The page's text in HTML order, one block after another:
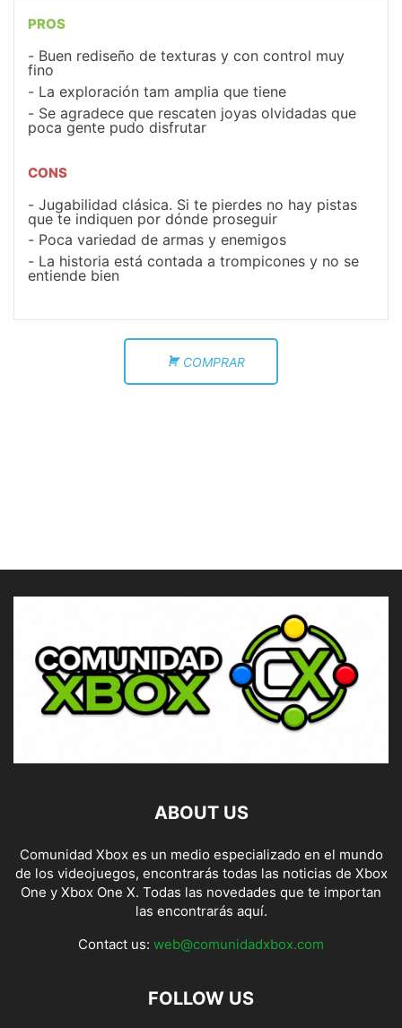
PROS
Buen rediseño de texturas y con control muy
fino
La exploración tam amplia que tiene
Se agradece que rescaten joyas olvidadas que
poca gente pudo disfrutar
CONS
Jugabilidad clásica. Si te pierdes no hay pistas
que te indiquen por dónde proseguir
Poca variedad de armas y enemigos
La historia está contada a trompicones y no se
entiende bien
COMPRAR
ABOUT US
Comunidad Xbox es un medio especializado en el mundo
de los videojuegos, encontrarás todas las noticias de Xbox
One y Xbox One X. Todas las novedades que te importan
las encontrarás aquí.
Contact us: web@comunidadxbox.com
FOLLOW US